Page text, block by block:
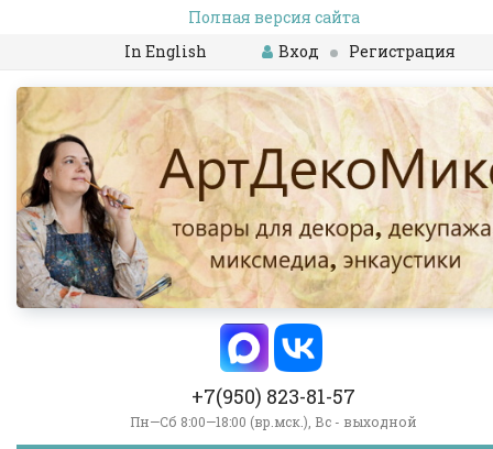
Полная версия сайта
In English
Вход Регистрация
+7(950) 823-81-57
Пн—Сб 8:00—18:00 (вр.мск.), Вс - выходной